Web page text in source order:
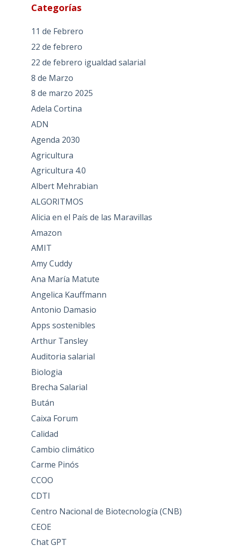
Categorías
11 de Febrero
22 de febrero
22 de febrero igualdad salarial
8 de Marzo
8 de marzo 2025
Adela Cortina
ADN
Agenda 2030
Agricultura
Agricultura 4.0
Albert Mehrabian
ALGORITMOS
Alicia en el País de las Maravillas
Amazon
AMIT
Amy Cuddy
Ana María Matute
Angelica Kauffmann
Antonio Damasio
Apps sostenibles
Arthur Tansley
Auditoria salarial
Biologia
Brecha Salarial
Bután
Caixa Forum
Calidad
Cambio climático
Carme Pinós
CCOO
CDTI
Centro Nacional de Biotecnología (CNB)
CEOE
Chat GPT